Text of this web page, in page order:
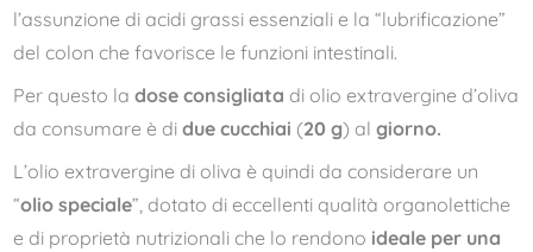
l’assunzione di acidi grassi essenziali e la “lubrificazione”
del colon che favorisce le funzioni intestinali.
Per questo ladose consigliata di olio extravergine d’oliva
da consumare è didue cucchiai (20 g) algiorno.
L’olio extravergine di oliva è quindi da considerare un
“olio speciale”, dotato di eccellenti qualità organolettiche
e di proprietà nutrizionali che lo rendono ideale per una